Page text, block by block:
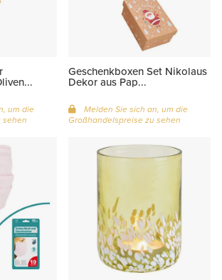
um die
sehen
Geschenkboxen Set Nikolaus
Dekor aus Pap...
Melden Sie sich an, um die
Großhandelspreise zu sehen